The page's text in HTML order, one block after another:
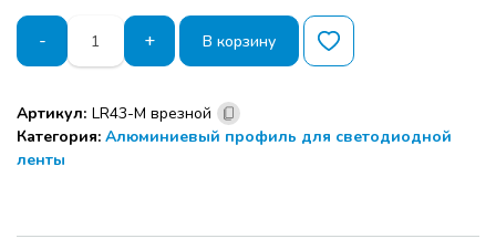
-
Количество
товара
Профиль
для
LED
43-
31*6мм,
+ В корзину
Артикул: LR43-М врезной
Категория: Алюминиевый профиль для светодиодной
ленты